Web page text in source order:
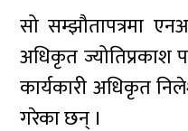
सो सम्झौतापत्रमा
अधिकृत ज्योतिप्रकाश
कार्यकारी अधिकृत
गरेका छन् ।